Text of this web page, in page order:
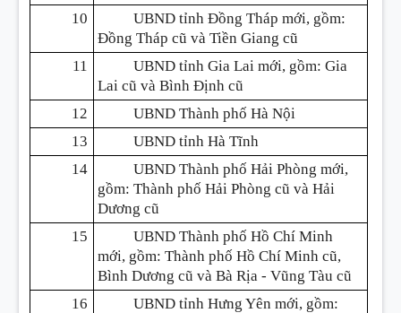
10
UBND tỉnh Đồng Tháp mới, gồm:
Đồng Tháp cũ và Tiền Giang cũ
11
UBND tỉnh Gia Lai mới, gồm: Gia
Lai cũ và Bình Định cũ
12
UBND Thành phố Hà Nội
13
UBND tỉnh Hà Tĩnh
14
UBND Thành phố Hải Phòng mới,
gồm: Thành phố Hải Phòng cũ và Hải
Dương cũ
15
UBND Thành phố Hồ Chí Minh
mới, gồm: Thành phố Hồ Chí Minh cũ,
Bình Dương cũ và Bà Rịa - Vũng Tàu cũ
16
UBND tỉnh Hưng Yên mới, gồm: